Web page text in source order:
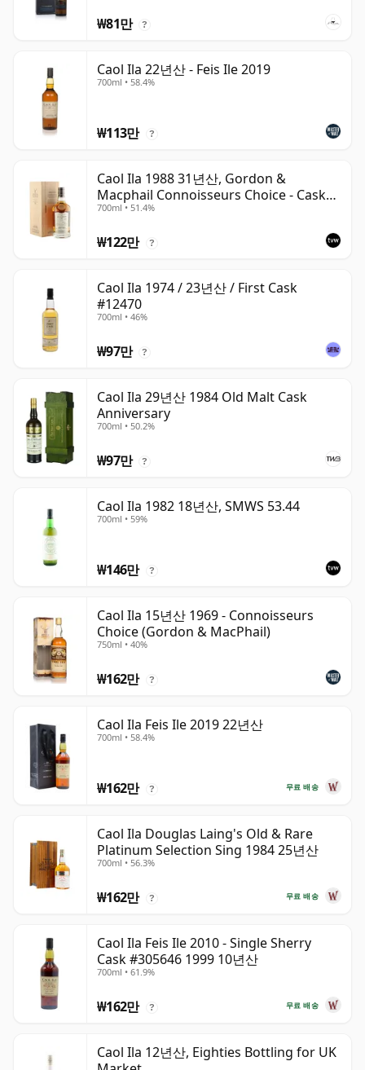
₩81만 ?
Caol Ila 22년산 - Feis Ile 2019
700ml • 58.4%
₩113만 ?
Caol Ila 1988 31년산, Gordon &
Macphail Connoisseurs Choice - Cask
225
700ml • 51.4%
₩122만 ?
Caol Ila 1974 / 23년산 / First Cask
#12470
700ml • 46%
₩97만 ?
Caol Ila 29년산 1984 Old Malt Cask
Anniversary
700ml • 50.2%
₩97만 ?
Caol Ila 1982 18년산, SMWS 53.44
700ml • 59%
₩146만 ?
Caol Ila 15년산 1969 - Connoisseurs
Choice (Gordon & MacPhail)
750ml • 40%
₩162만 ?
Caol Ila Feis Ile 2019 22년산
700ml • 58.4%
무료 배송
₩162만 ?
Caol Ila Douglas Laing's Old & Rare
Platinum Selection Sing 1984 25년산
700ml • 56.3%
무료 배송
₩162만 ?
Caol Ila Feis Ile 2010 - Single Sherry
Cask #305646 1999 10년산
700ml • 61.9%
무료 배송
₩162만 ?
Caol Ila 12년산, Eighties Bottling for UK